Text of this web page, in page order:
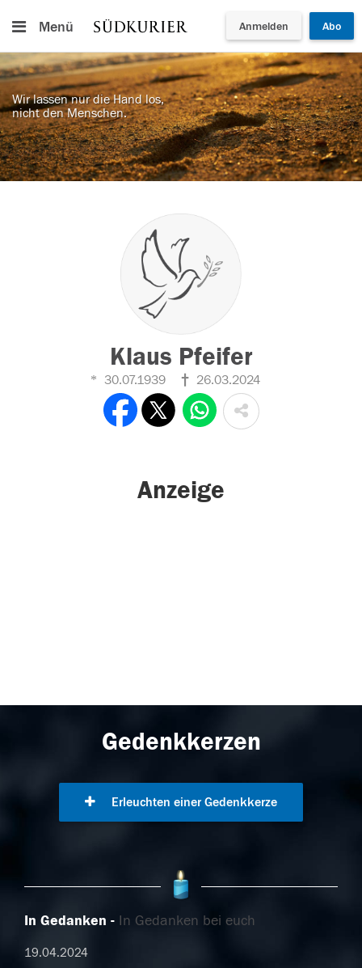
Menü Anmelden Abo
Wir lassen nur die Hand los,
nicht den Menschen.
Klaus Pfeifer
30.07.1939 26.03.2024
Anzeige
Gedenkkerzen
Erleuchten einer Gedenkkerze
In Gedanken In Gedanken bei euch
19.04.2024